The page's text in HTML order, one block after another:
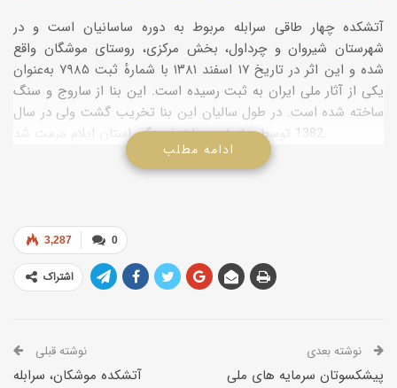
آتشکده چهار طاقی سرابله مربوط به دوره ساسانیان است و در
شهرستان شیروان و چرداول، بخش مرکزی، روستای موشگان واقع
شده و این اثر در تاریخ ۱۷ اسفند ۱۳۸۱ با شمارهٔ ثبت ۷۹۸۵ به‌عنوان
یکی از آثار ملی ایران به ثبت رسیده است. این بنا از ساروج و سنگ
ساخته شده است. در طول سالیان این بنا تخریب گشت ولی در سال
ادامه مطلب
0
3,287
اشتراک
نوشته قبلی
آتشكده موشكان، سرابله پیشکسوتان سرمایه های ملی